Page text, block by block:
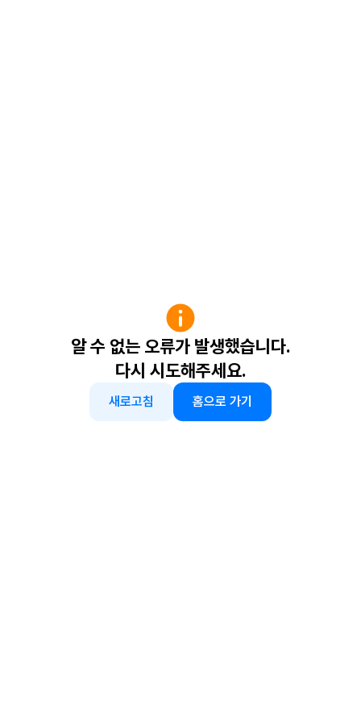
알 수 없는 오류가 발생했습니다.
다시 시도해주세요.
새로고침 홈으로 가기